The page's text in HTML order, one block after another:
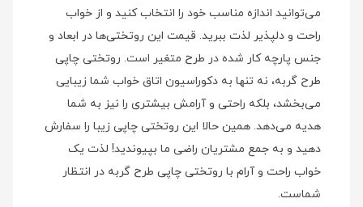
می‌توانید اندازه مناسب خود را انتخاب کنید و از خواب
راحت و دلپذیر لذت ببرید. قیمت این روتختی‌ها در ابعاد و
جنس پارچه کار شده در طرح متغیر است. روتختی چاپی
طرح گربه، نه تنها به دکوراسیون اتاق خواب شما زیبایی
می‌بخشد، بلکه راحتی و آرامش بیشتری را نیز به شما
هدیه می‌دهد. همین حالا این روتختی چاپی زیبا را سفارش
دهید و به جمع مشتریان راضی ما بپیوندید! لذت یک
خواب راحت و آرام با روتختی چاپی طرح گربه در انتظار
شماست.